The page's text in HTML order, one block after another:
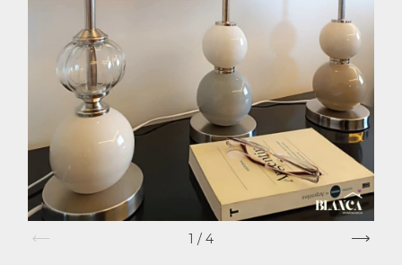
1 / 4